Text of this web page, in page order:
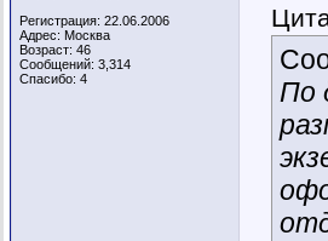
Регистрация: 22.06.2006
Адрес: Москва
Возраст: 46
Сообщений: 3,314
Спасибо: 4
По